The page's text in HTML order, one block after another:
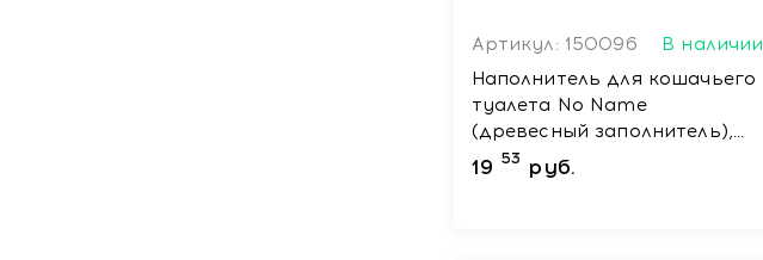
Артикул: 150096
В наличии
Наполнитель для кошачьего
туалета No Name
(древесный заполнитель),
25л
19 53 руб.